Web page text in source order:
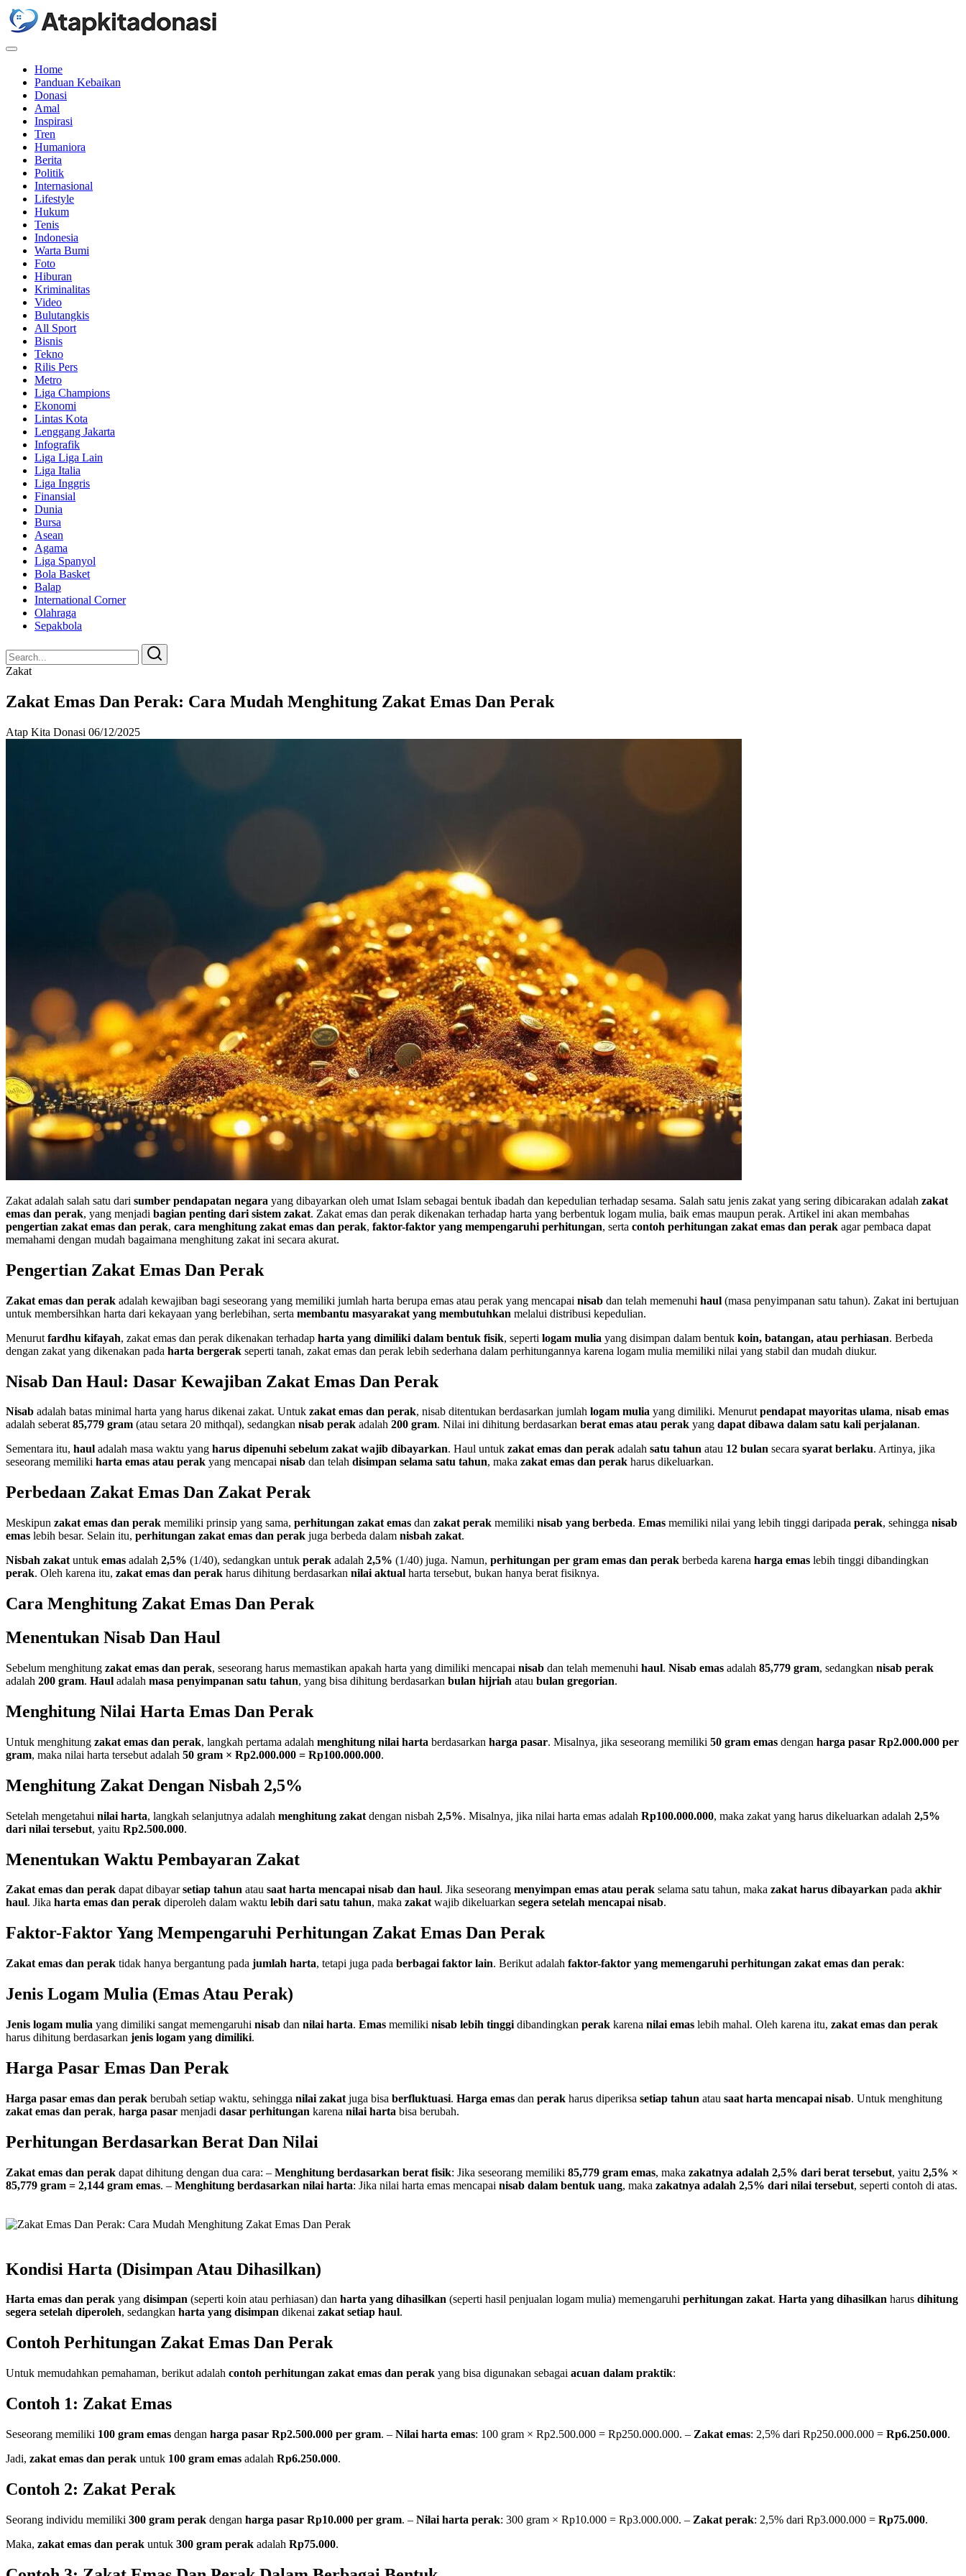
Menu
Home
Panduan Kebaikan
Donasi
Amal
Inspirasi
Tren
Humaniora
Berita
Politik
Internasional
Lifestyle
Hukum
Tenis
Indonesia
Warta Bumi
Foto
Hiburan
Kriminalitas
Video
Bulutangkis
All Sport
Bisnis
Tekno
Rilis Pers
Metro
Liga Champions
Ekonomi
Lintas Kota
Lenggang Jakarta
Infografik
Liga Liga Lain
Liga Italia
Liga Inggris
Finansial
Dunia
Bursa
Asean
Agama
Liga Spanyol
Bola Basket
Balap
International Corner
Olahraga
Sepakbola
Search
for:
Search
Zakat
Zakat Emas Dan Perak: Cara Mudah Menghitung Zakat Emas Dan Perak
Atap Kita Donasi 06/12/2025
Zakat adalah salah satu dari sumber pendapatan negara yang dibayarkan oleh umat Islam sebagai bentuk ibadah dan kepedulian terhadap sesama. Salah satu jenis zakat yang sering dibicarakan adalah zakat
emas dan perak, yang menjadi bagian penting dari sistem zakat. Zakat emas dan perak dikenakan terhadap harta yang berbentuk logam mulia, baik emas maupun perak. Artikel ini akan membahas
pengertian zakat emas dan perak, cara menghitung zakat emas dan perak, faktor-faktor yang mempengaruhi perhitungan, serta contoh perhitungan zakat emas dan perak agar pembaca dapat
memahami dengan mudah bagaimana menghitung zakat ini secara akurat.
Pengertian Zakat Emas Dan Perak
Zakat emas dan perak adalah kewajiban bagi seseorang yang memiliki jumlah harta berupa emas atau perak yang mencapai nisab dan telah memenuhi haul (masa penyimpanan satu tahun). Zakat ini bertujuan
untuk membersihkan harta dari kekayaan yang berlebihan, serta membantu masyarakat yang membutuhkan melalui distribusi kepedulian.
Menurut fardhu kifayah, zakat emas dan perak dikenakan terhadap harta yang dimiliki dalam bentuk fisik, seperti logam mulia yang disimpan dalam bentuk koin, batangan, atau perhiasan. Berbeda
dengan zakat yang dikenakan pada harta bergerak seperti tanah, zakat emas dan perak lebih sederhana dalam perhitungannya karena logam mulia memiliki nilai yang stabil dan mudah diukur.
Nisab Dan Haul: Dasar Kewajiban Zakat Emas Dan Perak
Nisab adalah batas minimal harta yang harus dikenai zakat. Untuk zakat emas dan perak, nisab ditentukan berdasarkan jumlah logam mulia yang dimiliki. Menurutpendapat mayoritas ulama, nisab emas
adalah seberat85,779 gram (atau setara 20 mithqal), sedangkan nisab perak adalah 200 gram. Nilai ini dihitung berdasarkan berat emas atau perak yang dapat dibawa dalam satu kali perjalanan.
Sementara itu, haul adalah masa waktu yang harus dipenuhi sebelum zakat wajib dibayarkan. Haul untuk zakat emas dan perak adalah satu tahun atau 12 bulan secara syarat berlaku. Artinya, jika
seseorang memiliki harta emas atau perak yang mencapai nisab dan telah disimpan selama satu tahun, maka zakat emas dan perak harus dikeluarkan.
Perbedaan Zakat Emas Dan Zakat Perak
Meskipun zakat emas dan perak memiliki prinsip yang sama, perhitungan zakat emas dan zakat perak memiliki nisab yang berbeda. Emas memiliki nilai yang lebih tinggi daripada perak, sehingga nisab
emas lebih besar. Selain itu, perhitungan zakat emas dan perak juga berbeda dalam nisbah zakat.
Nisbah zakat untuk emas adalah 2,5% (1/40), sedangkan untuk perak adalah 2,5% (1/40) juga. Namun, perhitungan per gram emas dan perak berbeda karena harga emas lebih tinggi dibandingkan
perak. Oleh karena itu, zakat emas dan perak harus dihitung berdasarkan nilai aktual harta tersebut, bukan hanya berat fisiknya.
Cara Menghitung Zakat Emas Dan Perak
Menentukan Nisab Dan Haul
Sebelum menghitung zakat emas dan perak, seseorang harus memastikan apakah harta yang dimiliki mencapai nisab dan telah memenuhi haul. Nisab emas adalah 85,779 gram, sedangkan nisab perak
adalah 200 gram. Haul adalah masa penyimpanan satu tahun, yang bisa dihitung berdasarkan bulan hijriah atau bulan gregorian.
Menghitung Nilai Harta Emas Dan Perak
Untuk menghitung zakat emas dan perak, langkah pertama adalah menghitung nilai harta berdasarkan harga pasar. Misalnya, jika seseorang memiliki 50 gram emas dengan harga pasar Rp2.000.000 per
gram, maka nilai harta tersebut adalah 50 gram × Rp2.000.000 = Rp100.000.000.
Menghitung Zakat Dengan Nisbah 2,5%
Setelah mengetahui nilai harta, langkah selanjutnya adalah menghitung zakat dengan nisbah 2,5%. Misalnya, jika nilai harta emas adalah Rp100.000.000, maka zakat yang harus dikeluarkan adalah 2,5%
dari nilai tersebut, yaitu Rp2.500.000.
Menentukan Waktu Pembayaran Zakat
Zakat emas dan perak dapat dibayarsetiap tahun atau saat harta mencapai nisab dan haul. Jika seseorang menyimpan emas atau perak selama satu tahun, maka zakat harus dibayarkan pada akhir
haul. Jika harta emas dan perak diperoleh dalam waktu lebih dari satu tahun, maka zakatwajib dikeluarkan segera setelah mencapai nisab.
Faktor-Faktor Yang Mempengaruhi Perhitungan Zakat Emas Dan Perak
Zakat emas dan perak tidak hanya bergantung pada jumlah harta, tetapi juga pada berbagai faktor lain. Berikut adalah faktor-faktor yang memengaruhi perhitungan zakat emas dan perak:
Jenis Logam Mulia (Emas Atau Perak)
Jenis logam mulia yang dimiliki sangat memengaruhi nisab dan nilai harta. Emas memiliki nisab lebih tinggi dibandingkan perak karena nilai emas lebih mahal. Oleh karena itu, zakat emas dan perak
harus dihitung berdasarkan jenis logam yang dimiliki.
Harga Pasar Emas Dan Perak
Harga pasar emas dan perak berubah setiap waktu, sehingga nilai zakat juga bisa berfluktuasi. Harga emas dan perak harus diperiksa setiap tahun atau saat harta mencapai nisab. Untuk menghitung
zakat emas dan perak, harga pasar menjadi dasar perhitungan karena nilai harta bisa berubah.
Perhitungan Berdasarkan Berat Dan Nilai
Zakat emas dan perak dapat dihitung dengan dua cara: – Menghitung berdasarkan berat fisik: Jika seseorang memiliki 85,779 gram emas, maka zakatnya adalah 2,5% dari berat tersebut, yaitu 2,5% ×
85,779 gram = 2,144 gram emas. – Menghitung berdasarkan nilai harta: Jika nilai harta emas mencapai nisab dalam bentuk uang, maka zakatnya adalah 2,5% dari nilai tersebut, seperti contoh di atas.
Kondisi Harta (Disimpan Atau Dihasilkan)
Harta emas dan perak yang disimpan (seperti koin atau perhiasan) dan harta yang dihasilkan (seperti hasil penjualan logam mulia) memengaruhi perhitungan zakat. Harta yang dihasilkan harus dihitung
segera setelah diperoleh, sedangkan harta yang disimpan dikenai zakat setiap haul.
Contoh Perhitungan Zakat Emas Dan Perak
Untuk memudahkan pemahaman, berikut adalah contoh perhitungan zakat emas dan perak yang bisa digunakan sebagai acuan dalam praktik:
Contoh 1: Zakat Emas
Seseorang memiliki 100 gram emas dengan harga pasar Rp2.500.000 per gram. – Nilai harta emas: 100 gram × Rp2.500.000 = Rp250.000.000. – Zakat emas: 2,5% dari Rp250.000.000 = Rp6.250.000.
Jadi, zakat emas dan perak untuk 100 gram emas adalah Rp6.250.000.
Contoh 2: Zakat Perak
Seorang individu memiliki 300 gram perak dengan harga pasar Rp10.000 per gram. – Nilai harta perak: 300 gram × Rp10.000 = Rp3.000.000. – Zakat perak: 2,5% dari Rp3.000.000 = Rp75.000.
Maka, zakat emas dan perak untuk 300 gram perak adalah Rp75.000.